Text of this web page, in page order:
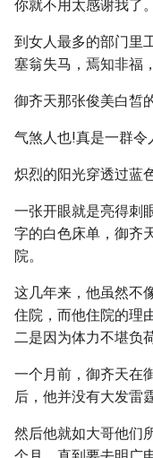
你就不用太感谢我了
到女人最多的部门里
塞翁失马，焉知非福
御齐天那张俊美白皙
气煞人也!真是一群令
炽烈的阳光穿透过蓝
一张开眼就是亮得刺
字的白色床单，御齐
院。
这几年来，他虽然不
住院，而他住院的理
二是因为体力不堪负
一个月前，御齐天在
后，他并没有大发雷
然后他就如大哥他们